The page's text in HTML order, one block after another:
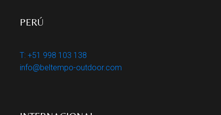
PERÚ
T: +51 998 103 138
info@beltempo-outdoor.com